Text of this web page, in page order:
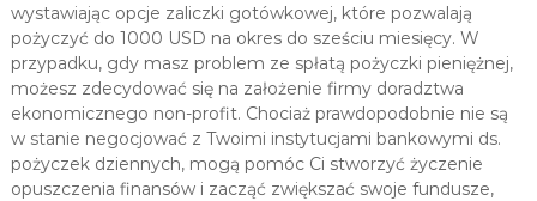
wystawiając opcje zaliczki gotówkowej, które pozwalają
pożyczyć do 1000 USD na okres do sześciu miesięcy. W
przypadku, gdy masz problem ze spłatą pożyczki pieniężnej,
możesz zdecydować się na założenie firmy doradztwa
ekonomicznego non-profit. Chociaż prawdopodobnie nie są
w stanie negocjować z Twoimi instytucjami bankowymi ds.
pożyczek dziennych, mogą pomóc Ci stworzyć życzenie
opuszczenia finansów i zacząć zwiększać swoje fundusze,